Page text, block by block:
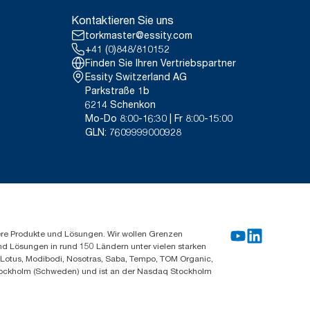
Kontaktieren Sie uns
torkmaster@essity.com
+41 (0)848/810152
Finden Sie Ihren Vertriebspartner
Essity Switzerland AG
Parkstraße 1b
6214 Schenkon
Mo-Do 8:00-16:30 | Fr 8:00-15:00
GLN: 7609999000928
Produkte und Lösungen. Wir wollen Grenzen
Lösungen in rund 150 Ländern unter vielen starken
Modibodi, Nosotras, Saba, Tempo, TOM Organic,
(Schweden) und ist an der Nasdaq Stockholm